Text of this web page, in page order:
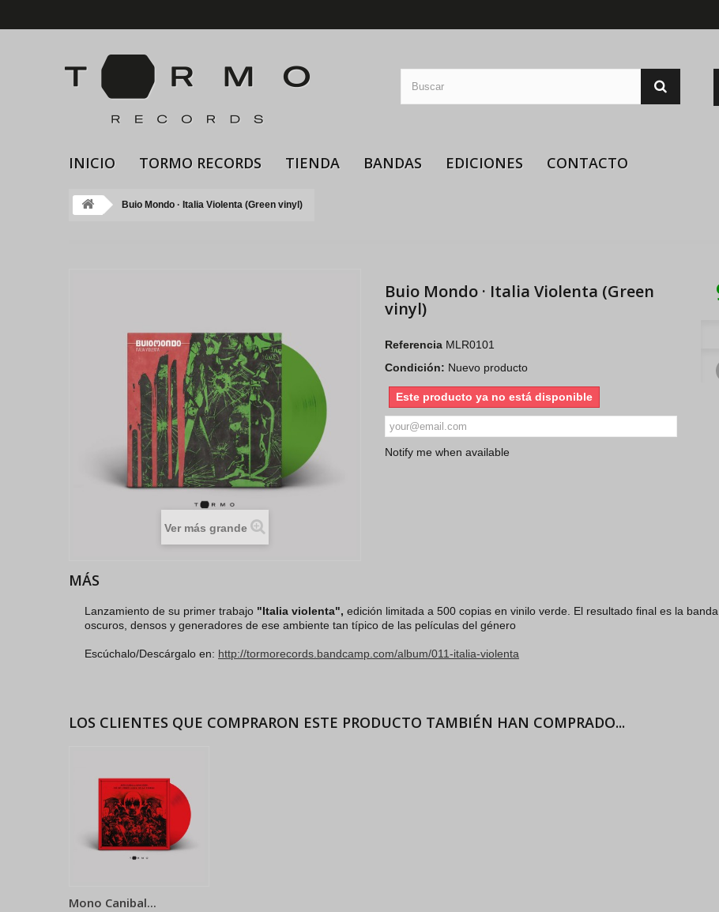
INICIO TORMO RECORDS TIENDA BANDAS EDICIONES CONTACTO
Buio Mondo · Italia Violenta (Green vinyl)
Ver más grande
Buio Mondo · Italia Violenta (Green
vinyl)
Referencia MLR0101
Condición: Nuevo producto
Este producto ya no está disponible
Notify me when available
MÁS
Lanzamiento de su primer trabajo "Italia violenta", edición limitada a 500 copias en vinilo verde. El resultado final es la
oscuros, densos y generadores de ese ambiente tan típico de las películas del género
Escúchalo/Descárgalo en: http://tormorecords.bandcamp.com/album/011-italia-violenta
LOS CLIENTES QUE COMPRARON ESTE PRODUCTO TAMBIÉN HAN COMPRADO...
Mono Canibal...